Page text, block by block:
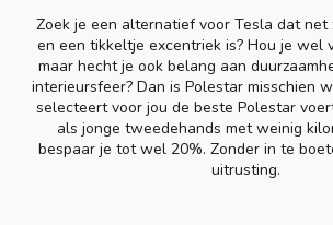
Zoek je een alternatief voor Tesla dat net
en een tikkeltje excentriek is? Hou je wel
maar hecht je ook belang aan
interieursfeer? Dan is Polestar misschien
selecteert voor jou de beste Polestar
als jonge tweedehands met weinig
bespaar je tot wel 20%. Zonder in te
uitrusting.